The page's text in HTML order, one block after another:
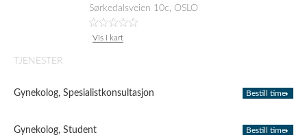
Sørkedalsveien 10c, OSLO
Vis i kart
TJENESTER
Gynekolog, Spesialistkonsultasjon Bestill time
Gynekolog, Student Bestill time